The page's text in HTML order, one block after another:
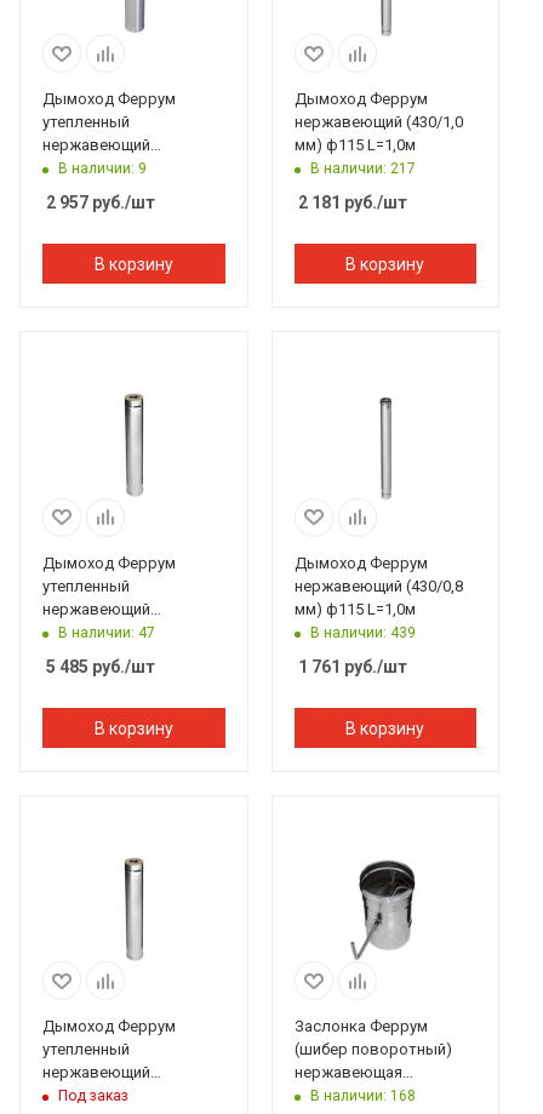
Дымоход Феррум
утепленный
нержавеющий
(430/0,5мм)/
оцинкованный ф115/200
L=1м по воде
В наличии: 9
2 957 руб./шт
В корзину
Дымоход Феррум
нержавеющий (430/1,0
мм) ф115 L=1,0м
В наличии: 217
2 181 руб./шт
В корзину
Дымоход Феррум
утепленный
нержавеющий
(304/0,8мм)/зеркальный
нержавеющий ф115/200
L=1м по воде
В наличии: 47
5 485 руб./шт
В корзину
Дымоход Феррум
нержавеющий (430/0,8
мм) ф115 L=1,0м
В наличии: 439
1 761 руб./шт
В корзину
Дымоход Феррум
утепленный
нержавеющий
(430/1,0мм)/зеркальный
Под заказ
Заслонка Феррум
(шибер поворотный)
нержавеющая
(430/0,8мм), ф115
В наличии: 168